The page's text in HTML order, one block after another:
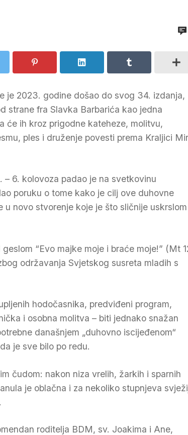
je 2023. godine došao do svog 34. izdanja,
strane fra Slavka Barbarića kao jedna
će ih kroz prigodne kateheze, molitvu,
ples i druženje povesti prema Kraljici
6. kolovoza padao je na svetkovinu
poruku o tome kako je cilj ove duhovne
u novo stvorenje koje je što sličnije uskrslom
“Evo majke moje i braće moje!” (Mt
održavanja Svjetskog susreta mladih s
hodočasnika, predviđeni program,
i osobna molitva – biti jednako snažan
današnjem „duhovno iscijeđenom“
je sve bilo po redu.
čudom: nakon niza vrelih, žarkih i sparnih
je oblačna i za nekoliko stupnjeva
roditelja BDM, sv. Joakima i Ane,